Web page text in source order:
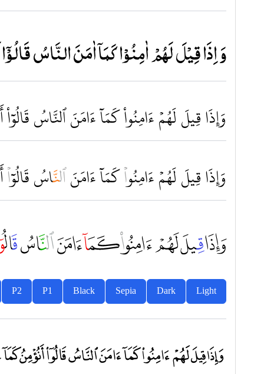
وَاِذَا قِيْلَ لَهُمْ اٰمِنُوْا كَمَا͏ٓ اٰمَنَ النَّاسُ
وَإِذَا قِيلَ لَهُمۡ ءَامِنُواْ كَمَآ ءَامَنَ ٱلنَّاسُ
وَإِذَا قِيلَ لَهُمۡ ءَامِنُواۡكَمَآءَامَنَٱلنَّاسُ قَالُوٓاۡ
ﲕ ﲖ ﲗ ﲘ ﲙ ﲚ ﲛ
Light
Dark
Sepia
Black
P1
P2
ﮥ ﮦ ﮧ ﮨ ﮩ ﮪ ﮫ ﮬ ﮭ